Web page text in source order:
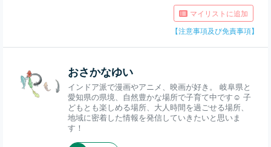
マイリストに追加
【注意事項及び免責事項】
おさかなゆい
インドア派で漫画やアニメ、映画が好き。 岐阜県と
愛知県の県境、自然豊かな場所で子育て中です☺️ 子
どもとも楽しめる場所、大人時間を過ごせる場所、
地域に密着した情報を発信していきたいと思いま
す！